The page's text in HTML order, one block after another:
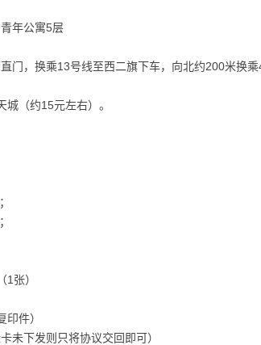
年公寓5层
门，换乘13号线至西二旗下车，向北约200米换
（约15元左右）。
张）
件）
未下发则只将协议交回即可）